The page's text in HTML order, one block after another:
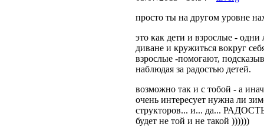
просто ты на другом уровне
это как дети и взрослые -
диване и кружиться вокруг
взрослые -помогают,
наблюдая за радостью детей.
возможно так и с тобой - а
очень интересует нужна ли
структоров... и... да...
будет не той и не такой ))))))